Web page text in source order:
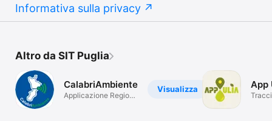
Informativa sulla privacy
Altro da SIT Puglia
Visualizza
CalabriAmbiente
Applicazione Regione
App